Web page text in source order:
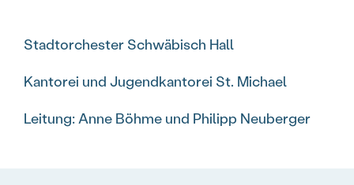
Stadtorchester Schwäbisch Hall
Kantorei und Jugendkantorei St. Michael
Leitung: Anne Böhme und Philipp Neuberger